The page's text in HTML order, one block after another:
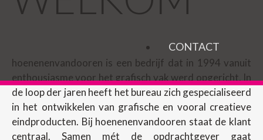
CONTACT
hoenenenvandooren is een bedrijf dat in 1994 vanuit
enthousiasme voor het grafisch vak werd opgericht. In
de loop der jaren heeft het bureau zich gespecialiseerd
in het ontwikkelen van grafische en vooral creatieve
eindproducten. Bij hoenenenvandooren staat de klant
centraal. Samen mét de opdrachtgever gaat